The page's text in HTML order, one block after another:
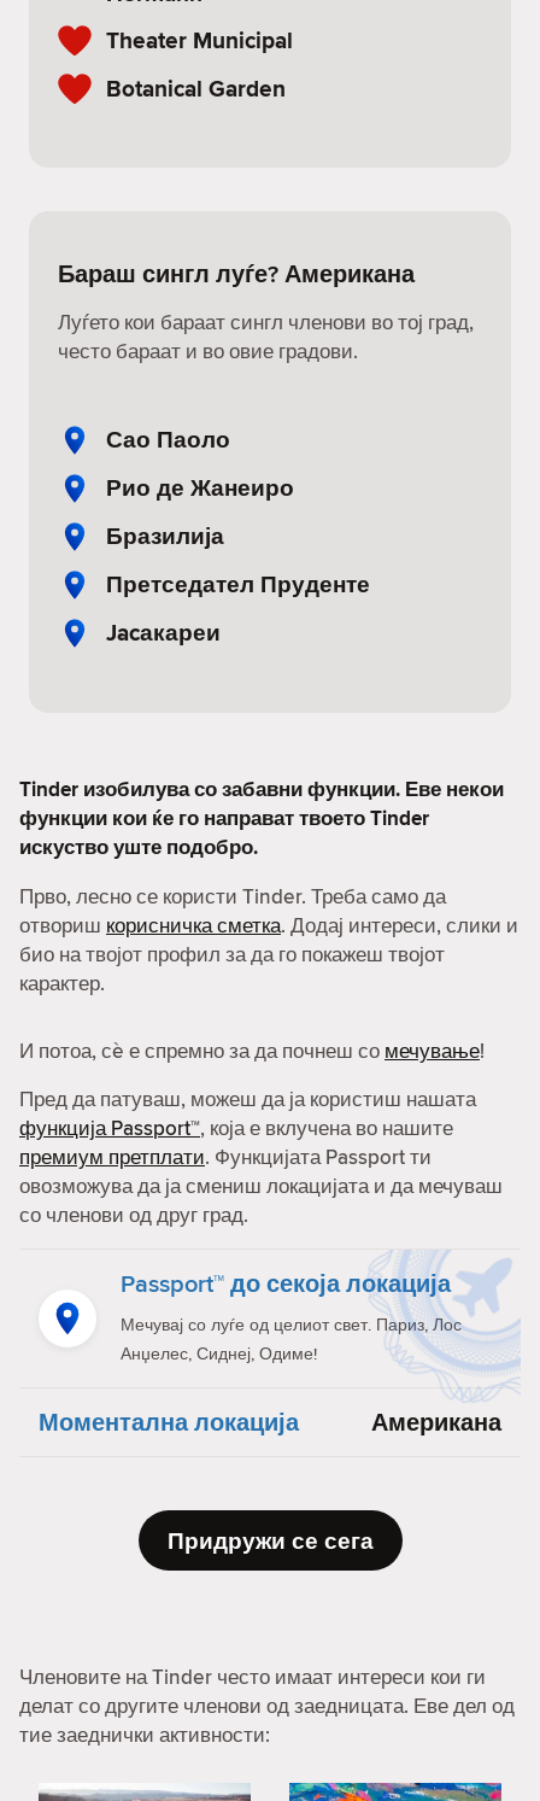
Theater Municipal
Botanical Garden
Бараш сингл луѓе? Американа
Луѓето кои бараат сингл членови во тој град,
често бараат и во овие градови.
Сао Паоло
Рио де Жанеиро
Бразилија
Претседател Пруденте
Jacакареи
Tinder изобилува со забавни функции. Еве некои
функции кои ќе го направат твоето Tinder
искуство уште подобро.
Прво, лесно се користи Tinder. Треба само да
отвориш корисничка сметка. Додај интереси, слики и
био на твојот профил за да го покажеш твојот
карактер.
И потоа, сè е спремно за да почнеш со мечување!
Пред да патуваш, можеш да ја користиш нашата
функција Passport™, која е вклучена во нашите
премиум претплати. Функцијата Passport ти
овозможува да ја смениш локацијата и да мечуваш
со членови од друг град.
Passport™ до секоја локација
Мечувај со луѓе од целиот свет. Париз, Лос
Анџелес, Сиднеј, Одиме!
Моментална локација Американа
Придружи се сега
Членовите на Tinder често имаат интереси кои ги
делат со другите членови од заедницата. Еве дел од
тие заеднички активности: